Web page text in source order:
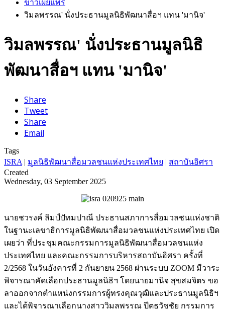
ข่าวเผยแพร่
วิมลพรรณ' นั่งประธานมูลนิธิพัฒนาสื่อฯ แทน 'มานิจ'
วิมลพรรณ' นั่งประธานมูลนิธิ
พัฒนาสื่อฯ แทน 'มานิจ'
Share
Tweet
Share
Email
Tags
ISRA | มูลนิธิพัฒนาสื่อมวลชนแห่งประเทศไทย | สถาบันอิศรา
Created
Wednesday, 03 September 2025
นายชวรงค์ ลิมป์ปัทมปาณี ประธานสภาการสื่อมวลชนแห่งชาติ
ในฐานะเลขาธิการมูลนิธิพัฒนาสื่อมวลชนแห่งประเทศไทย เปิด
เผยว่า ที่ประชุมคณะกรรมการมูลนิธิพัฒนาสื่อมวลชนแห่ง
ประเทศไทย และคณะกรรมการบริหารสถาบันอิศรา ครั้งที่
2/2568 ในวันอังคารที่ 2 กันยายน 2568 ผ่านระบบ ZOOM มีวาระ
พิจารณาคัดเลือกประธานมูลนิธิฯ โดยนายมานิจ สุขสมจิตร ขอ
ลาออกจากตำแหน่งกรรมการผู้ทรงคุณวุฒิและประธานมูลนิธิฯ
และได้พิจารณาเลือกนางสาววิมลพรรณ ปีตธวัชชัย กรรมการ